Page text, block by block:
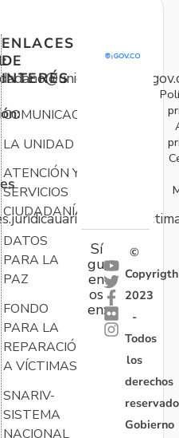
ENLACES
DE
INTERÉS
COMUNICACIONES
LA UNIDAD
ATENCIÓN Y
SERVICIOS
CIUDADANÍA
DATOS
PARA LA
PAZ
FONDO
PARA LA
REPARACIÓN
A VÍCTIMAS
SNARIV-
SISTEMA
NACIONAL
Sí
gu
en
os
en:
©
Copyrigth
2023
-
Todos
los
derechos
Gobierno